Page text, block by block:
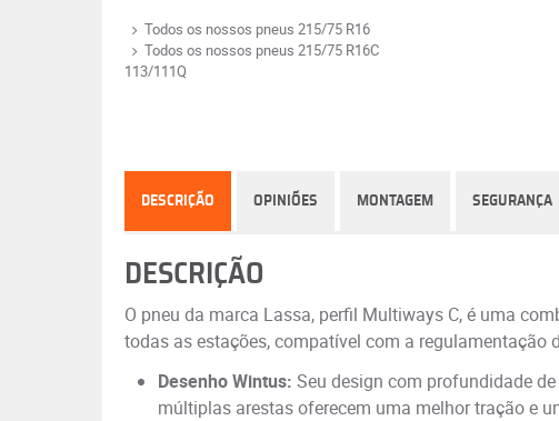
Todos os nossos pneus 215/75 R16
Todos os nossos pneus 215/75 R16C
113/111Q
DESCRIÇÃO OPINIÕES MONTAGEM SEGURANÇA
DESCRIÇÃO
O pneu da marca Lassa, perfil Multiways C, é uma
todas as estações, compatível com a regulamentação
Desenho Wintus: Seu design com profundidade
múltiplas arestas oferecem uma melhor tração e